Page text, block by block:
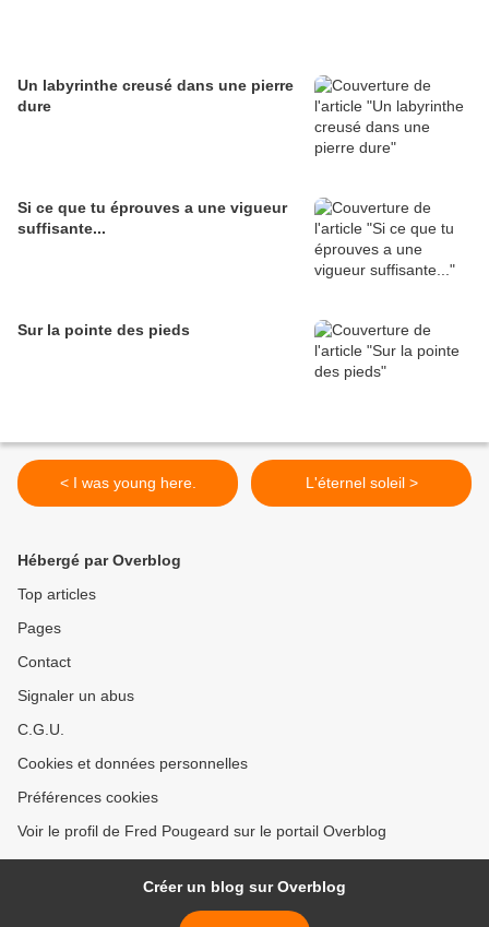
Un labyrinthe creusé dans une pierre
dure
Si ce que tu éprouves a une vigueur
suffisante...
Sur la pointe des pieds
< I was young here. L'éternel soleil >
Hébergé par Overblog
Top articles
Pages
Contact
Signaler un abus
C.G.U.
Cookies et données personnelles
Préférences cookies
Voir le profil de Fred Pougeard sur le portail Overblog
Créer un blog sur Overblog